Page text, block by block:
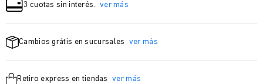
3 cuotas sin interés. ver más
Cambios grátis en sucursales ver más
Retiro express en tiendas ver más